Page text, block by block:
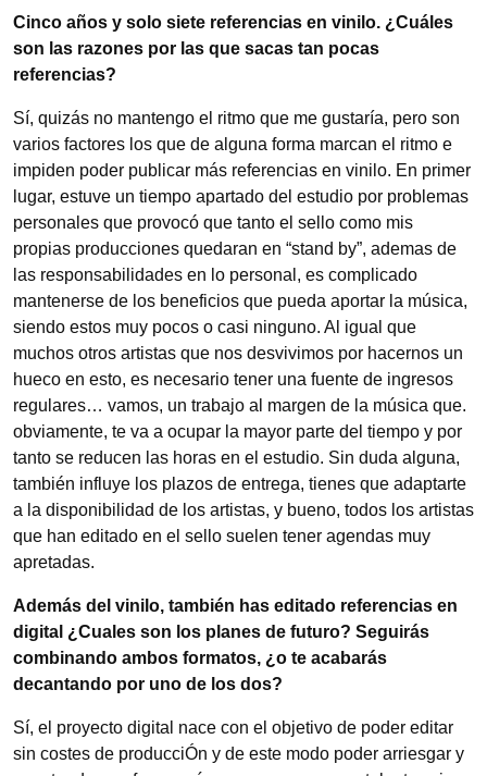
Cinco años y solo siete referencias en vinilo. ¿Cuáles
son las razones por las que sacas tan pocas
referencias?
Sí, quizás no mantengo el ritmo que me gustaría, pero son
varios factores los que de alguna forma marcan el ritmo e
impiden poder publicar más referencias en vinilo. En primer
lugar, estuve un tiempo apartado del estudio por problemas
personales que provocó que tanto el sello como mis
propias producciones quedaran en “stand by”, ademas de
las responsabilidades en lo personal, es complicado
mantenerse de los beneficios que pueda aportar la música,
siendo estos muy pocos o casi ninguno. Al igual que
muchos otros artistas que nos desvivimos por hacernos un
hueco en esto, es necesario tener una fuente de ingresos
regulares… vamos, un trabajo al margen de la música que.
obviamente, te va a ocupar la mayor parte del tiempo y por
tanto se reducen las horas en el estudio. Sin duda alguna,
también influye los plazos de entrega, tienes que adaptarte
a la disponibilidad de los artistas, y bueno, todos los artistas
que han editado en el sello suelen tener agendas muy
apretadas.
Además del vinilo, también has editado referencias en
digital ¿Cuales son los planes de futuro? Seguirás
combinando ambos formatos, ¿o te acabarás
decantando por uno de los dos?
Sí, el proyecto digital nace con el objetivo de poder editar
sin costes de producciÓn y de este modo poder arriesgar y